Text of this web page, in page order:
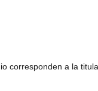
corresponden a la